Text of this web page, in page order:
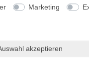
Marketing
akzeptieren